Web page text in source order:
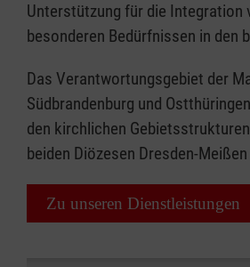
Unterstützung für die Integration
besonderen Bedürfnissen in den
Das Verantwortungsgebiet der
Südbrandenburg und
den kirchlichen
beiden Diözesen Dresden-
Zu unseren Dienstleistungen